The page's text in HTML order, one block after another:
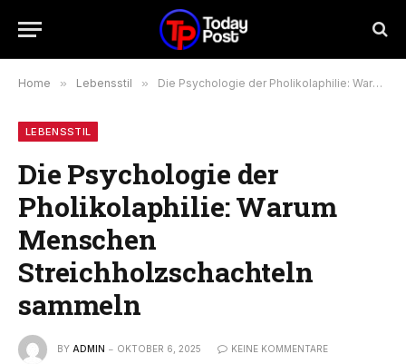
Home » Lebensstil » Die Psychologie der Pholikolaphilie: Warum Menschen Streichholzschachteln sammeln
LEBENSSTIL
Die Psychologie der
Pholikolaphilie: Warum
Menschen
Streichholzschachteln
sammeln
BY ADMIN OKTOBER 6, 2025 KEINE KOMMENTARE